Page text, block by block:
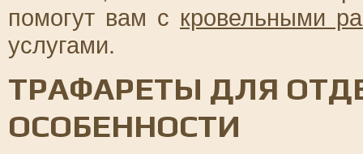
помогут вам с кровельными
услугами.
ТРАФАРЕТЫ ДЛЯ
ОСОБЕННОСТИ